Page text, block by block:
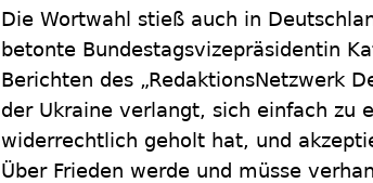
Die Wortwahl stieß auch in
betonte Bundestagsvizepräsidentin
Berichten des „RedaktionsNetzwerk
der Ukraine verlangt, sich einfach zu
widerrechtlich geholt hat, und
Über Frieden werde und müsse